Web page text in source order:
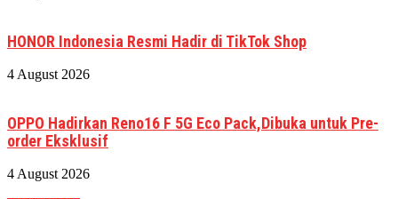
HONOR Indonesia Resmi Hadir di TikTok Shop
4 August 2026
OPPO Hadirkan Reno16 F 5G Eco Pack,Dibuka untuk Pre-
order Eksklusif
4 August 2026